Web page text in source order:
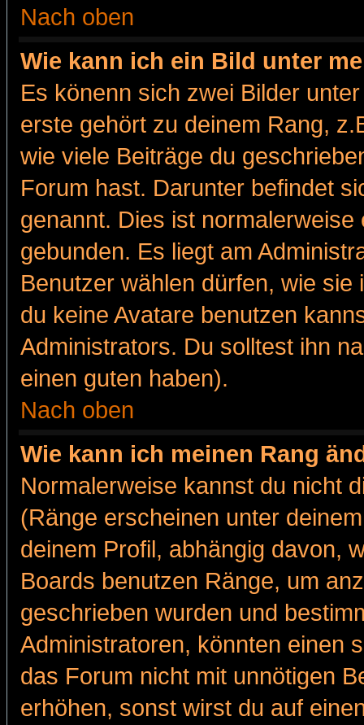
Nach oben
Wie kann ich ein Bild unter
Es könenn sich zwei Bilder
erste gehört zu deinem Rang,
wie viele Beiträge du
Forum hast. Darunter befindet
genannt. Dies ist
gebunden. Es liegt am
Benutzer wählen dürfen, wie
du keine Avatare benutzen
Administrators. Du solltest ihn
einen guten haben).
Nach oben
Wie kann ich meinen Rang
Normalerweise kannst du nicht
(Ränge erscheinen unter
deinem Profil, abhängig davon,
Boards benutzen Ränge, um
geschrieben wurden und
Administratoren, könnten einen
das Forum nicht mit unnötigen
erhöhen, sonst wirst du auf